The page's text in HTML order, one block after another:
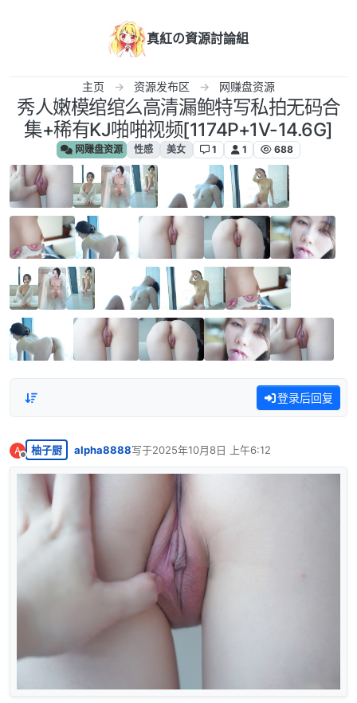
真紅の資源討論組
主页 资源发布区 网赚盘资源
秀人嫩模绾绾么高清漏鲍特写私拍无码合
集+稀有KJ啪啪视频[1174P+1V-14.6G]
网赚盘资源 性感 美女 1 1 688
登录后回复
A
离线
柚子厨 alpha8888写于2025年10月8日 上午6:12
最后由 编辑